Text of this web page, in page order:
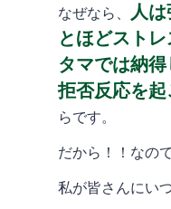
なぜなら、 人
とほどスト
タマでは納
拒否反応を
らです。
だから！！なので
私が皆さんにい